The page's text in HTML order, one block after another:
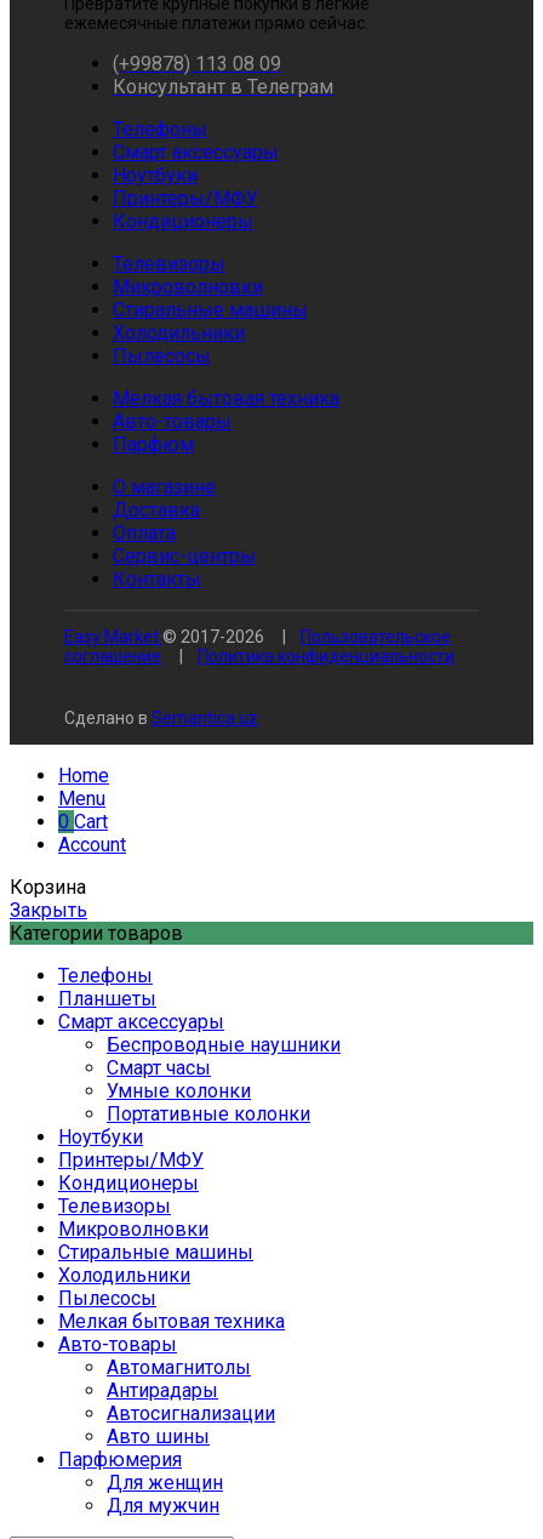
ежемесячные платежи прямо сейчас.
(+99878) 113 08 09
Консультант в Телеграм
Телефоны
Смарт аксессуары
Ноутбуки
Принтеры/МФУ
Кондиционеры
Телевизоры
Микроволновки
Стиральные машины
Холодильники
Пылесосы
Мелкая бытовая техника
Авто-товары
Парфюм
О магазине
Доставка
Оплата
Сервис-центры
Контакты
Easy Market© 2017-2026
Пользовательское
соглашение
Политика конфиденциальности
Сделано в Semantica.uz
Home
Menu
0 Cart
Account
Корзина
Закрыть
Категории товаров
Телефоны
Планшеты
Смарт аксессуары
Беспроводные наушники
Смарт часы
Умные колонки
Портативные колонки
Ноутбуки
Принтеры/МФУ
Кондиционеры
Телевизоры
Микроволновки
Стиральные машины
Холодильники
Пылесосы
Мелкая бытовая техника
Авто-товары
Автомагнитолы
Антирадары
Автосигнализации
Авто шины
Парфюмерия
Для женщин
Для мужчин